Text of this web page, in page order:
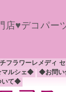
店♥デコパ
フラワーレメディ
ルシェ◆
◆お問
いて◆